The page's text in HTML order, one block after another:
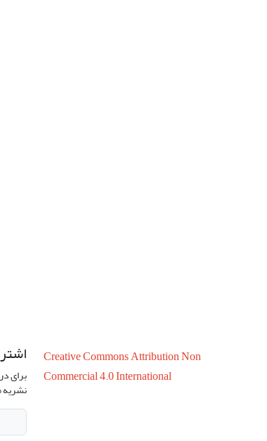
Creative Commons Attribution Non
Commercial 4.0 International
برای